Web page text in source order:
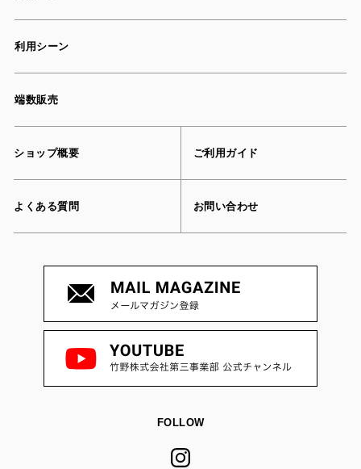
利用シーン
端数販売
ショップ概要 ご利用ガイド
よくある質問 お問い合わせ
FOLLOW